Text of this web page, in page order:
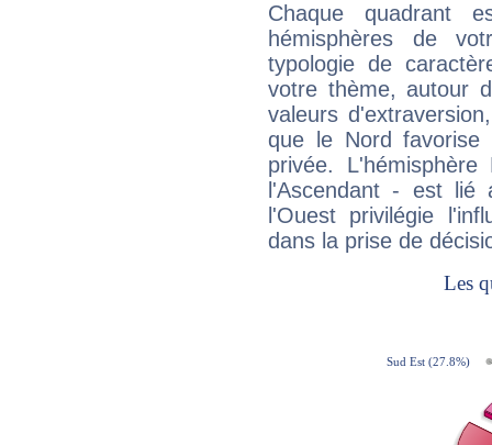
Chaque quadrant
hémisphères de
typologie de
votre thème, autour
valeurs
que le Nord favorise
privée.
l'Ascendant - est
l'Ouest privilégie
dans la prise de